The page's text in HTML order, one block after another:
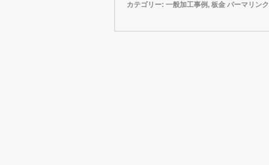
カテゴリー: 一般加工事例 , 板金 パーマリンク